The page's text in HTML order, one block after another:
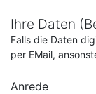
Ihre Daten
Falls die Daten
per EMail,
Anrede